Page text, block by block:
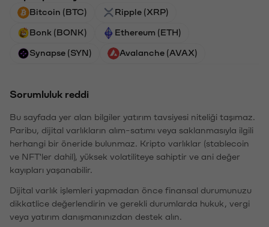
Bitcoin (BTC) Ripple (XRP)
Bonk (BONK) Ethereum (ETH)
Synapse (SYN) Avalanche (AVAX)
Sorumluluk reddi
Bu sayfada yer alan bilgiler yatırım tavsiyesi niteliği taşımaz.
Paribu, dijital varlıkların alım-satımı veya saklanmasıyla ilgili
herhangi bir öneride bulunmaz. Kripto varlıklar (stablecoin
ve NFT'ler dahil), yüksek volatiliteye sahiptir ve ani değer
kayıpları yaşanabilir.
Dijital varlık işlemleri yapmadan önce finansal durumunuzu
dikkatlice değerlendirin ve gerekli durumlarda hukuk, vergi
veya yatırım danışmanınızdan destek alın.